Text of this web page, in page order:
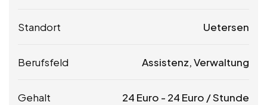
Standort Uetersen
Berufsfeld Assistenz, Verwaltung
Gehalt 24 Euro - 24 Euro / Stunde